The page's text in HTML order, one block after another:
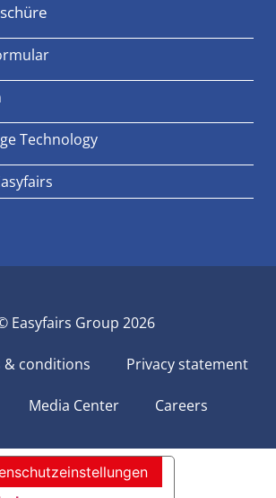
Technology
Easyfairs Group 2026
& conditions Privacy statement
Media Center Careers